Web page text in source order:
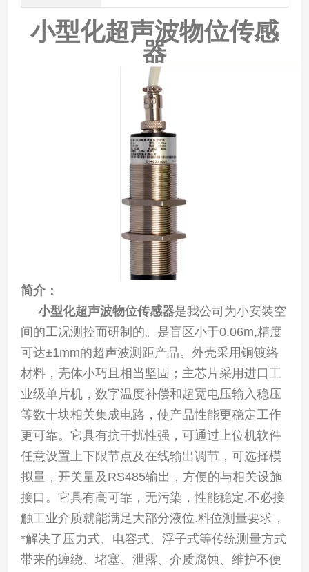
小型化超声波物位传感
器
简介：
小型化超声波物位传感器是我公司为小安装空
间的工况测控而研制的。是盲区小于0.06m,精度
可达±1mm的超声波测距产品。外壳采用铜镀络
材料，壳体小巧且相当坚固；主芯片采用进口工
业级单片机，数字温度补偿和超宽电压输入稳压
等数十块相关集成电路，使产品性能更稳定工作
更可靠。它具有抗干扰性强，可通过上位机软件
任意设置上下限节点及在线输出调节，可选择模
拟量，开关量及RS485输出，方便的与相关设施
接口。它具有高可靠，无污染，性能稳定,不必接
触工业介质就能满足大部分液位.料位测量要求，
*解决了压力式、电容式、浮子式等传统测量方式
带来的缠绕、堵塞、泄露、介质腐蚀、维护不便